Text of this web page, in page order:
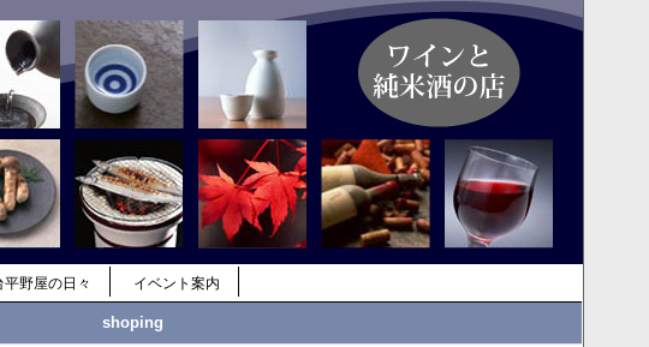
野屋の日々 イベント案内
shoping